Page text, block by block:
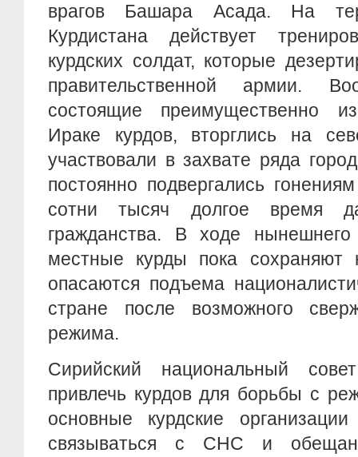
врагов Башара Асада. На
Курдистана действует
курдских солдат, которые
правительственной армии.
состоящие преимущественно
Ираке курдов, вторглись на
участвовали в захвате ряда
постоянно подвергались
сотни тысяч долгое время
гражданства. В ходе
местные курды пока сохраняют
опасаются подъема
стране после возможного
режима.
Сирийский национальный
привлечь курдов для борьбы с
основные курдские
связываться с СНС и